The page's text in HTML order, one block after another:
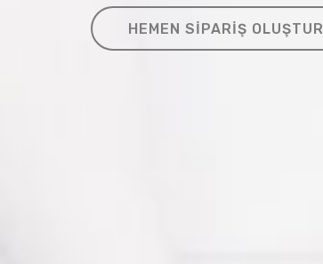
HEMEN SIPARIŞ OLUŞTUR